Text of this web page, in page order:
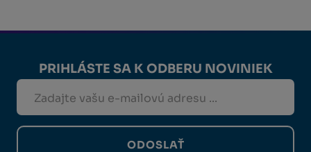
PRIHLÁSTE SA K ODBERU NOVINIEK
ODOSLAŤ